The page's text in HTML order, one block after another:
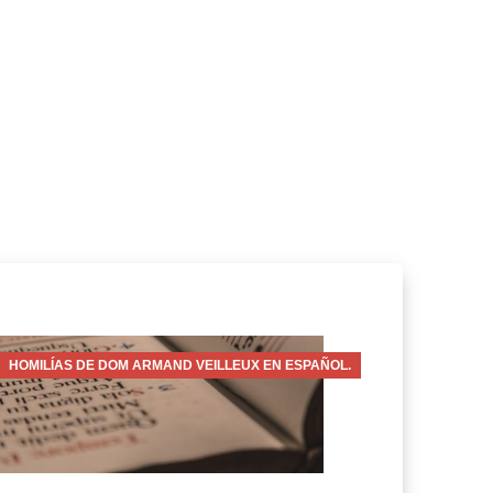
HOMILÍAS DE DOM ARMAND VEILLEUX EN ESPAÑOL.